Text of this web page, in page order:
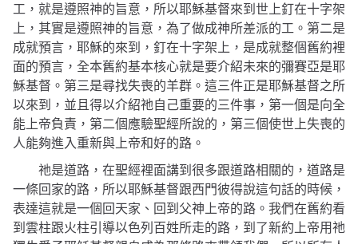
工，就是遵照神的旨意，所以耶穌基督來到世上釘在十字架
上，其實是遵照神的旨意，為了做成神所差派的工。第二是
成就預言，耶穌的來到，釘在十字架上，是成就整個舊約裡
面的預言，全本舊約基本核心就是要介紹未來的彌賽亞是耶
穌基督。第三是尋找失喪的羊群。這三件正是耶穌基督之所
以來到，並且得以介紹祂自己重要的三件事，第一個是向全
能上帝負責，第二個應驗聖經所說的，第三個使世上失喪的
人能夠進入重新與上帝和好的路。
祂是道路，在聖經裡面講到很多跟道路相關的，道路是
一條回家的路，所以耶穌基督跟西門彼得說這句話的時候，
表達這就是一個回天家、回到父神上帝的路。我們在舊約看
到雲柱跟火柱引導以色列百姓所走的路，到了新約上帝用祂